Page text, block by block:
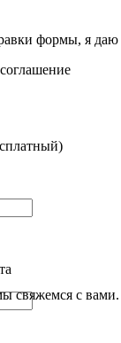
формы, я даю
свяжемся с вами.